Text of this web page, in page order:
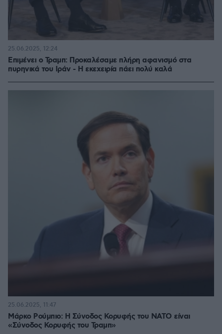
Επιμένει ο Τραμπ: Προκαλέσαμε πλήρη αφανισμό στα
πυρηνικά του Ιράν - Η εκεχειρία πάει πολύ καλά
25.06.2025, 12:24
Μάρκο Ρούμπιο: Η Σύνοδος Κορυφής του ΝΑΤΟ είναι
«Σύνοδος Κορυφής του Τραμπ»
25.06.2025, 11:47